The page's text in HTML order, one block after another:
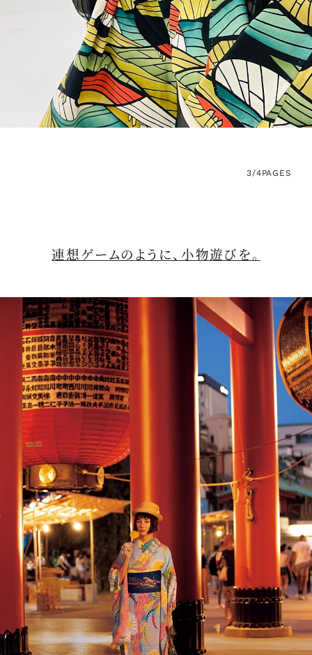
3/4PAGES
連想ゲームのように、小物遊びを。